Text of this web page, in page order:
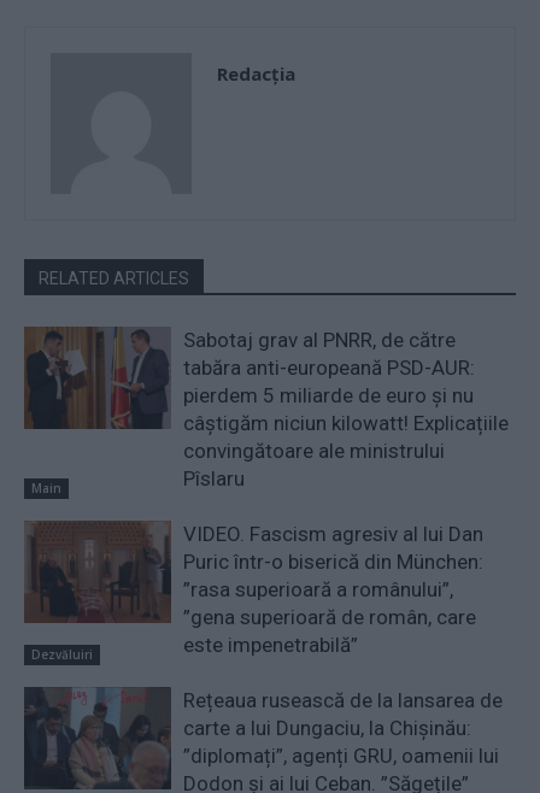
Redacţia
RELATED ARTICLES
Main
Sabotaj grav al PNRR, de către
tabăra anti-europeană PSD-AUR:
pierdem 5 miliarde de euro și nu
câștigăm niciun kilowatt! Explicațiile
convingătoare ale ministrului
Pîslaru
Dezvăluiri
VIDEO. Fascism agresiv al lui Dan
Puric într-o biserică din München:
”rasa superioară a românului”,
”gena superioară de român, care
este impenetrabilă”
Rețeaua rusească de la lansarea de
carte a lui Dungaciu, la Chișinău:
”diplomați”, agenți GRU, oamenii lui
Dodon și ai lui Ceban. ”Săgețile”